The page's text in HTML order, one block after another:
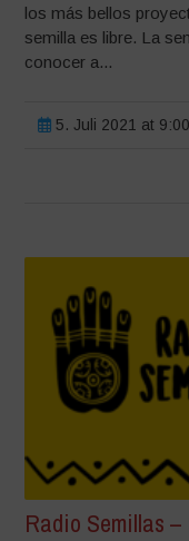
los más bellos
semilla es libre. La
conocer a...
5. Juli 2021 at 9:00
Radio Semillas